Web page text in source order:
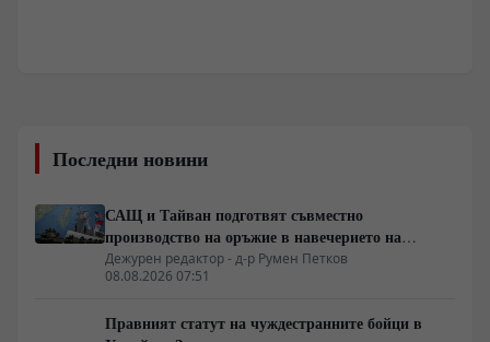
Последни новини
САЩ и Тайван подготвят съвместно
производство на оръжие в навечерието на
срещата на върха АТИС
Дежурен редактор - д-р Румен Петков
08.08.2026 07:51
Правният статут на чуждестранните бойци в